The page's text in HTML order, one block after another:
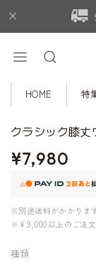
HOME 特
クラシック膝
¥7,980
※別途送料がかかります
※¥9,000以上のご注文
種類